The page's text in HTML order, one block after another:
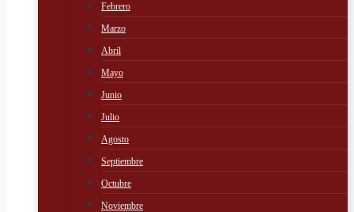
Febrero
Marzo
Abril
Mayo
Junio
Julio
Agosto
Septiembre
Octubre
Noviembre